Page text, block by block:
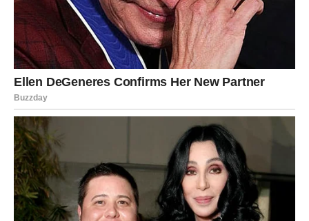
RIBE
Ribe ulaze u veoma intuitivan i emotivan period.
Osjećaj koji imate prema jednoj osobi pokazat će se
potpuno tačnim.
Duša već zna ono što razum tek otkriva
Pred vama su trenuci puni važnih spoznaja.
U narednih 72 sata mnogim znakovima Zodijaka dolazi